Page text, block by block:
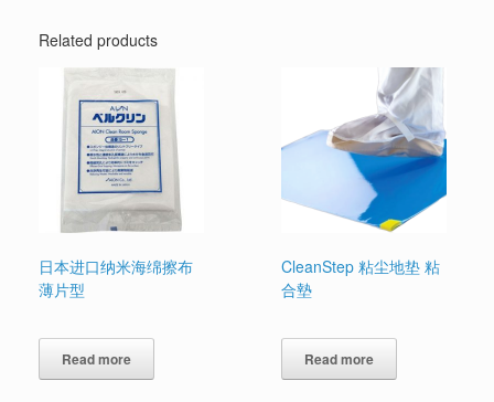
Related products
日本进口纳米海绵擦布
薄片型
Read more
CleanStep 粘尘地垫 粘
合墊
Read more